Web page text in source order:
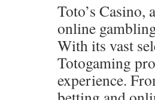
Toto’s Casino,
online
With its vast
Totogaming
experience.